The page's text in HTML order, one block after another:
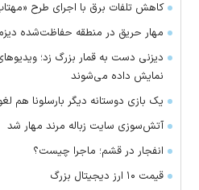
کاهش تلفات برق با اجرای طرح
مهار حریق در منطقه حفاظت‌شده
دیزنی دست به قمار بزرگ زد؛
نمایش داده می‌شوند
یک بازی دوستانه دیگر بارسلونا هم
آتش‌سوزی سایت زباله مرند مهار شد
انفجار در قشم؛ ماجرا چیست؟
قیمت ۱۰ ارز دیجیتال بزرگ